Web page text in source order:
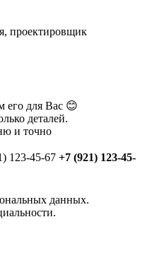
проектировщик
его для Вас 😊
деталей.
и точно
123-45-67 +7 (921) 123-45-
данных.